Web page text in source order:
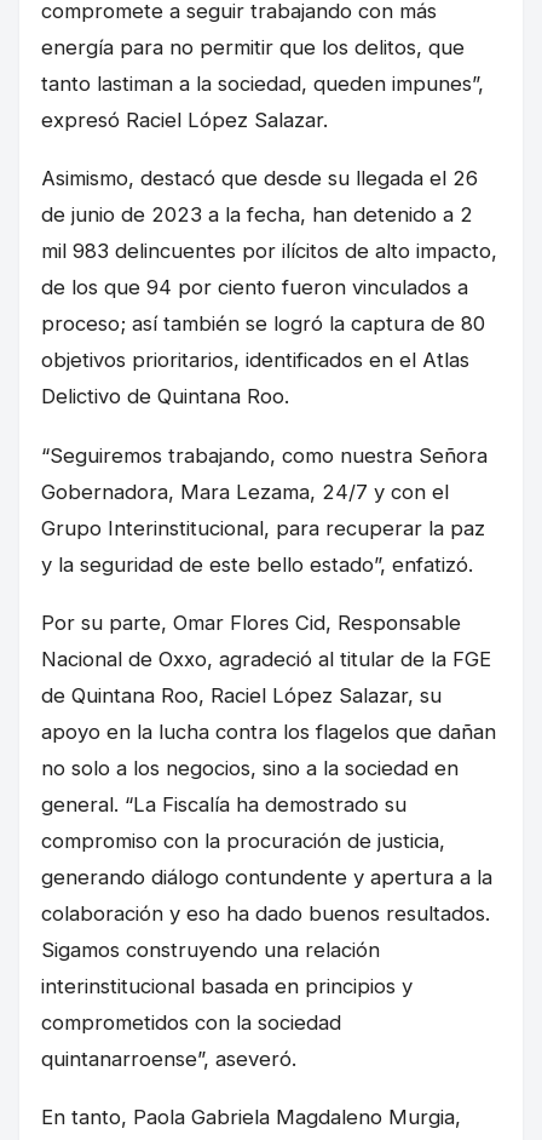
compromete a seguir trabajando con más
energía para no permitir que los delitos, que
tanto lastiman a la sociedad, queden impunes”,
expresó Raciel López Salazar.
Asimismo, destacó que desde su llegada el 26
de junio de 2023 a la fecha, han detenido a 2
mil 983 delincuentes por ilícitos de alto impacto,
de los que 94 por ciento fueron vinculados a
proceso; así también se logró la captura de 80
objetivos prioritarios, identificados en el Atlas
Delictivo de Quintana Roo.
“Seguiremos trabajando, como nuestra Señora
Gobernadora, Mara Lezama, 24/7 y con el
Grupo Interinstitucional, para recuperar la paz
y la seguridad de este bello estado”, enfatizó.
Por su parte, Omar Flores Cid, Responsable
Nacional de Oxxo, agradeció al titular de la FGE
de Quintana Roo, Raciel López Salazar, su
apoyo en la lucha contra los flagelos que dañan
no solo a los negocios, sino a la sociedad en
general. “La Fiscalía ha demostrado su
compromiso con la procuración de justicia,
generando diálogo contundente y apertura a la
colaboración y eso ha dado buenos resultados.
Sigamos construyendo una relación
interinstitucional basada en principios y
comprometidos con la sociedad
quintanarroense”, aseveró.
En tanto, Paola Gabriela Magdaleno Murgia,